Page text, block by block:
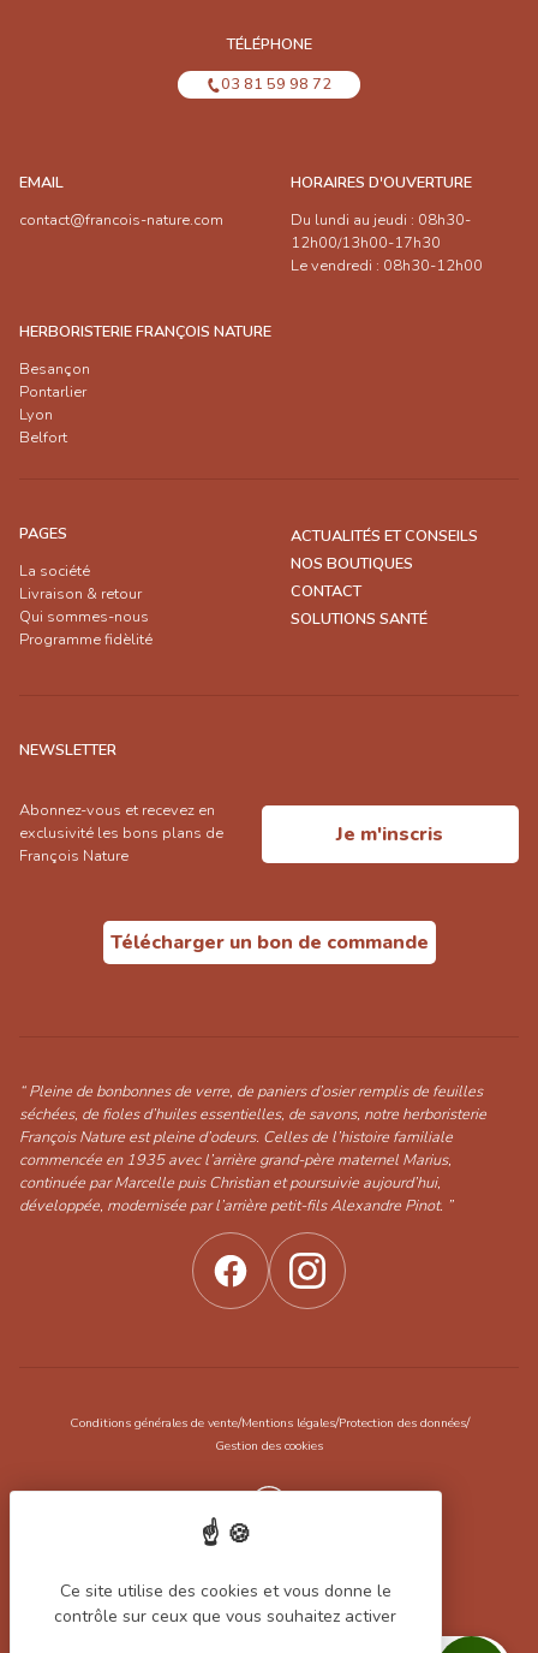
Filtrer les produits
TÉLÉPHONE
03 81 59 98 72
EMAIL
contact@francois-nature.com
HORAIRES D'OUVERTURE
Du lundi au jeudi : 08h30-
12h00/13h00-17h30
Le vendredi : 08h30-12h00
HERBORISTERIE FRANÇOIS NATURE
Besançon
Pontarlier
Lyon
Belfort
PAGES
La société
Livraison & retour
Qui sommes-nous
Programme fidèlité
ACTUALITÉS ET CONSEILS
NOS BOUTIQUES
CONTACT
SOLUTIONS SANTÉ
NEWSLETTER
Abonnez-vous et recevez en
exclusivité les bons plans de
François Nature
Je m'inscris
Télécharger un bon de commande
“ Pleine de bonbonnes de verre, de paniers d’osier remplis de feuilles
séchées, de fioles d’huiles essentielles, de savons, notre herboristerie
François Nature est pleine d’odeurs. Celles de l’histoire familiale
commencée en 1935 avec l’arrière grand-père maternel Marius,
continuée par Marcelle puis Christian et poursuivie aujourd’hui,
développée, modernisée par l’arrière petit-fils Alexandre Pinot. ”
Conditions générales de vente/Mentions légales/Protection des données/
Gestion des cookies
Réalisation Koredge
Ce site utilise des cookies et vous donne le
contrôle sur ceux que vous souhaitez activer